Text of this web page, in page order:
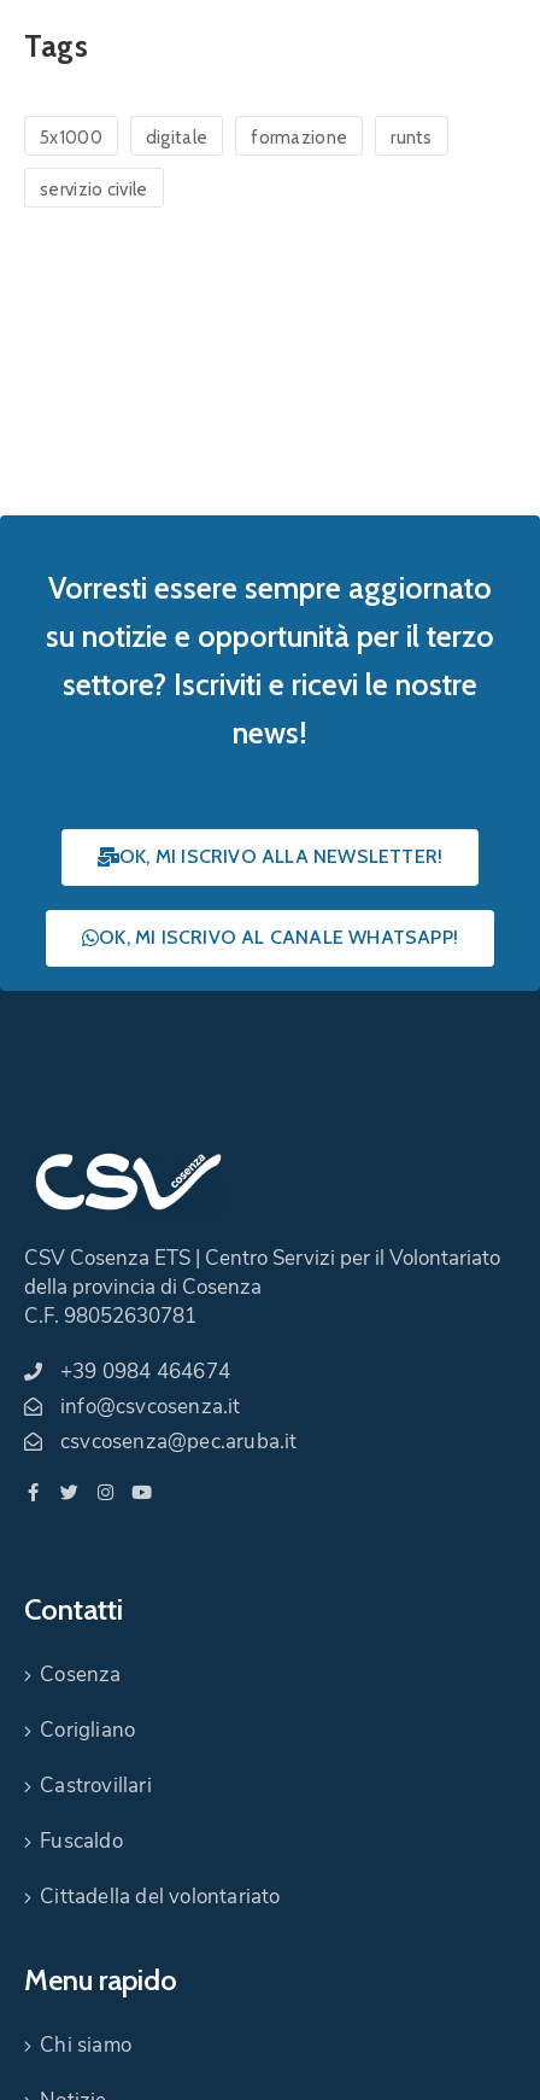
Tags
5x1000 digitale formazione runts
servizio civile
Vorresti essere sempre aggiornato
su notizie e opportunità per il terzo
settore? Iscriviti e ricevi le nostre
news!
OK, MI ISCRIVO ALLA NEWSLETTER!
OK, MI ISCRIVO AL CANALE WHATSAPP!
CSV Cosenza ETS | Centro Servizi per il Volontariato
della provincia di Cosenza
C.F. 98052630781
+39 0984 464674
info@csvcosenza.it
csvcosenza@pec.aruba.it
Contatti
Cosenza
Corigliano
Castrovillari
Fuscaldo
Cittadella del volontariato
Menu rapido
Chi siamo